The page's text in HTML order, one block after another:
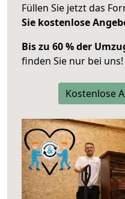
Füllen Sie jetzt das
Sie kostenlose
Bis zu 60 % der
finden Sie nur bei uns!
Kostenlose